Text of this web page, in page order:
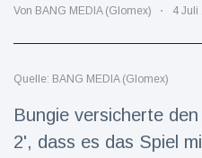
Gaming
(3575)
(8534)
Reisen & Abenteuer
(2252)
Von BANG MEDIA (Glomex) 4 Juli
Quelle: BANG MEDIA (Glomex)
Bungie versicherte
2', dass es das Spiel